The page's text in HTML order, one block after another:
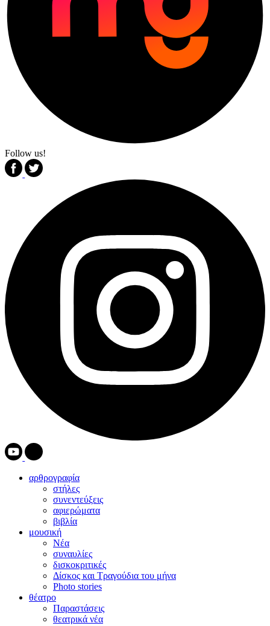
Follow us!
αρθρογραφία
στήλες
συνεντεύξεις
αφιερώματα
βιβλία
μουσική
Νέα
συναυλίες
δισκοκριτικές
Δίσκος και Τραγούδια του μήνα
Photo stories
θέατρο
Παραστάσεις
θεατρικά νέα